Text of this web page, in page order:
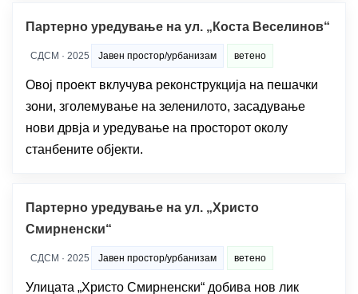
Партерно уредување на ул. „Коста Веселинов“
СДСМ · 2025 Јавен простор/урбанизам ветено
Овој проект вклучува реконструкција на пешачки
зони, зголемување на зеленилото, засадување
нови дрвја и уредување на просторот околу
станбените објекти.
Партерно уредување на ул. „Христо
Смирненски“
СДСМ · 2025 Јавен простор/урбанизам ветено
Улицата „Христо Смирненски“ добива нов лик